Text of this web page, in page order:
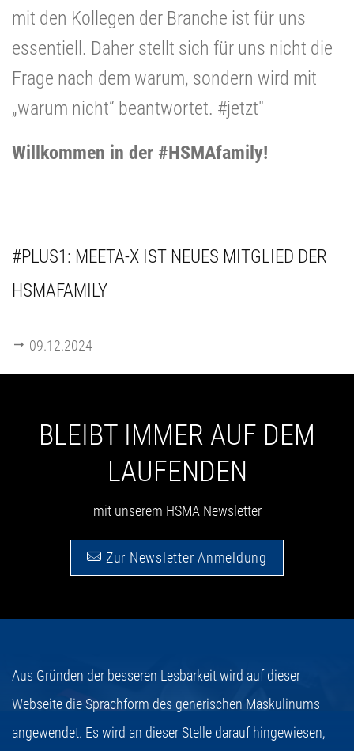
mit den Kollegen der Branche ist für uns
essentiell. Daher stellt sich für uns nicht die
Frage nach dem warum, sondern wird mit
„warum nicht“ beantwortet. #jetzt"
Willkommen in der #HSMAfamily!
#PLUS1: MEETA-X IST NEUES MITGLIED DER
HSMAFAMILY
09.12.2024
BLEIBT IMMER AUF DEM
LAUFENDEN
mit unserem HSMA Newsletter
Zur Newsletter Anmeldung
Aus Gründen der besseren Lesbarkeit wird auf dieser
Webseite die Sprachform des generischen Maskulinums
angewendet. Es wird an dieser Stelle darauf hingewiesen,